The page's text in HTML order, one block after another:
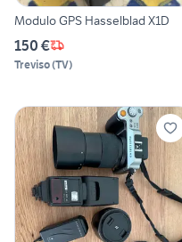
Modulo GPS Hasselblad X1D
150 €
Treviso(TV)